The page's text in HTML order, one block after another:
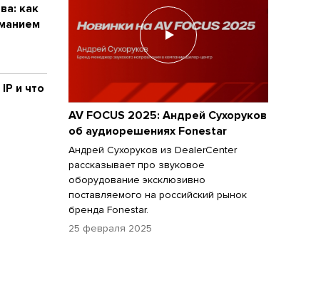
AV FOCUS 2025: Андрей Сухоруков
об аудиорешениях Fonestar
Андрей Сухоруков из DealerCenter
рассказывает про звуковое
оборудование эксклюзивно
поставляемого на российский рынок
бренда Fonestar.
25 февраля 2025
как
и что